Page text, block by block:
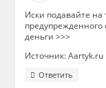
Иски подавайте на
деньги >>>
Источник: Aartyk.ru
Ответить